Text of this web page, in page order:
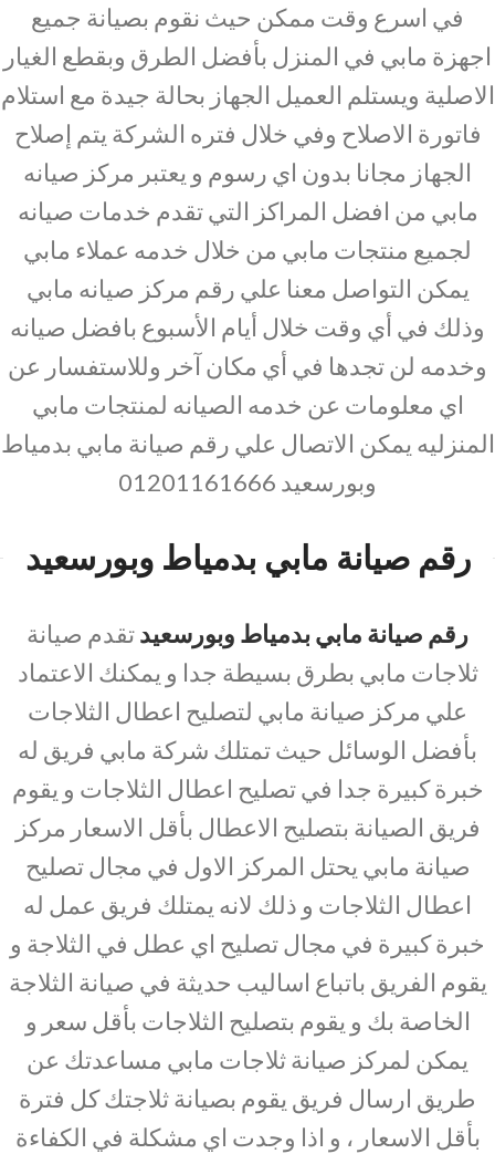
في اسرع وقت ممكن حيث نقوم بصيانة جميع
اجهزة مابي في المنزل بأفضل الطرق وبقطع الغيار
الاصلية ويستلم العميل الجهاز بحالة جيدة مع استلام
فاتورة الاصلاح وفي خلال فتره الشركة يتم إصلاح
الجهاز مجانا بدون اي رسوم و يعتبر مركز صيانه
مابي من افضل المراكز التي تقدم خدمات صيانه
لجميع منتجات مابي من خلال خدمه عملاء مابي
يمكن التواصل معنا علي رقم مركز صيانه مابي
وذلك في أي وقت خلال أيام الأسبوع بافضل صيانه
وخدمه لن تجدها في أي مكان آخر وللاستفسار عن
اي معلومات عن خدمه الصيانه لمنتجات مابي
المنزليه يمكن الاتصال علي رقم صيانة مابي بدمياط
وبورسعيد 01201161666
رقم صيانة مابي بدمياط وبورسعيد
رقم صيانة مابي بدمياط وبورسعيدتقدم صيانة
ثلاجات مابي بطرق بسيطة جدا و يمكنك الاعتماد
علي مركز صيانة مابي لتصليح اعطال الثلاجات
بأفضل الوسائل حيث تمتلك شركة مابي فريق له
خبرة كبيرة جدا في تصليح اعطال الثلاجات و يقوم
فريق الصيانة بتصليح الاعطال بأقل الاسعار مركز
صيانة مابي يحتل المركز الاول في مجال تصليح
اعطال الثلاجات و ذلك لانه يمتلك فريق عمل له
خبرة كبيرة في مجال تصليح اي عطل في الثلاجة و
يقوم الفريق باتباع اساليب حديثة في صيانة الثلاجة
الخاصة بك و يقوم بتصليح الثلاجات بأقل سعر و
يمكن لمركز صيانة ثلاجات مابي مساعدتك عن
طريق ارسال فريق يقوم بصيانة ثلاجتك كل فترة
بأقل الاسعار ، و اذا وجدت اي مشكلة في الكفاءة